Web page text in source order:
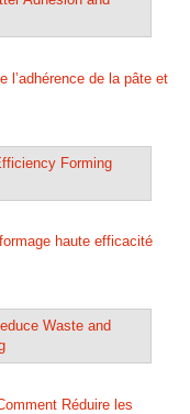
l’adhérence de la pâte et
haute efficacité
Réduire les